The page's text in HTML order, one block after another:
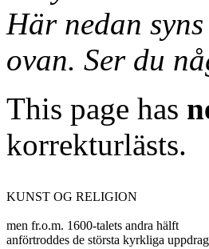
Här nedan syns
ovan. Ser du
This page has
korrekturlästs.
KUNST OG RELIGION
men fr.o.m. 1600-talets andra hälft
anförtroddes de största kyrkliga